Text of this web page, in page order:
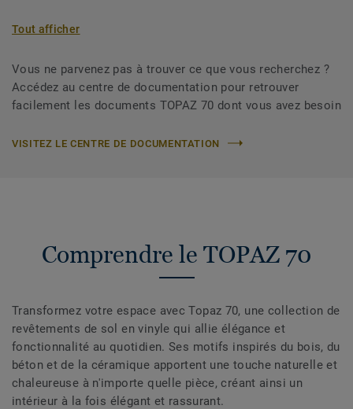
Tout afficher
Vous ne parvenez pas à trouver ce que vous recherchez ?
Accédez au centre de documentation pour retrouver
facilement les documents TOPAZ 70 dont vous avez besoin
VISITEZ LE CENTRE DE DOCUMENTATION
Comprendre le TOPAZ 70
Transformez votre espace avec Topaz 70, une collection de
revêtements de sol en vinyle qui allie élégance et
fonctionnalité au quotidien. Ses motifs inspirés du bois, du
béton et de la céramique apportent une touche naturelle et
chaleureuse à n'importe quelle pièce, créant ainsi un
intérieur à la fois élégant et rassurant.